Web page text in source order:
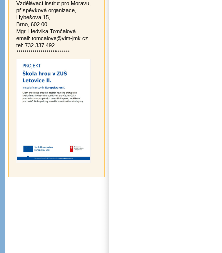
Vzdělávací institut pro Moravu,
příspěvková organizace,
Hybešova 15,
Brno, 602 00
Mgr. Hedvika Tomčalová
email: tomcalova@vim-jmk.cz
tel: 732 337 492
***************************